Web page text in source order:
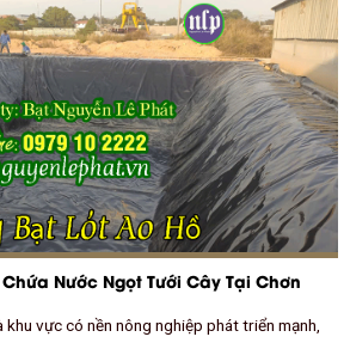
Nước Ngọt Tưới Cây Tại Chơn
khu vực có nền nông nghiệp phát triển mạnh,